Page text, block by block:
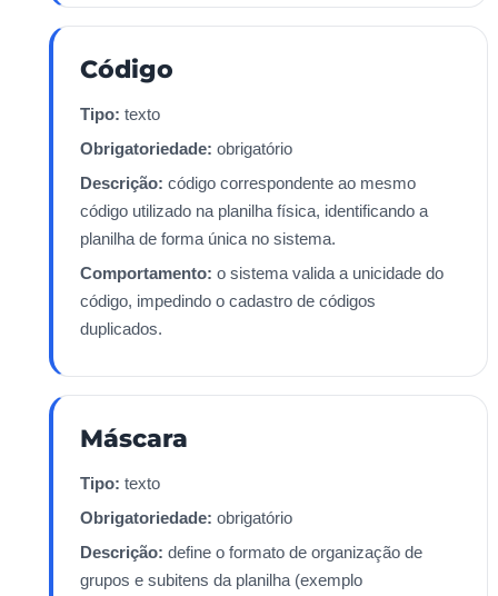
Código
Tipo: texto
Obrigatoriedade: obrigatório
Descrição: código correspondente ao mesmo
código utilizado na planilha física, identificando a
planilha de forma única no sistema.
Comportamento: o sistema valida a unicidade do
código, impedindo o cadastro de códigos
duplicados.
Máscara
Tipo: texto
Obrigatoriedade: obrigatório
Descrição: define o formato de organização de
grupos e subitens da planilha (exemplo